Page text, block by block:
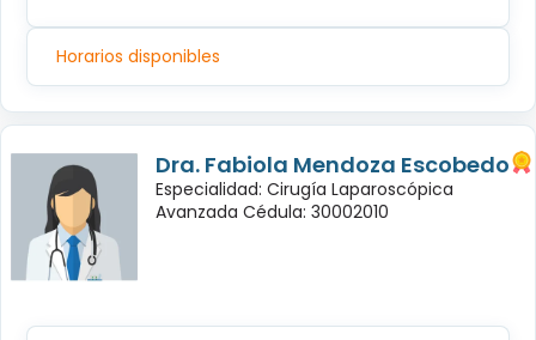
Horarios disponibles
Dra. Fabiola Mendoza Escobedo
Especialidad: Cirugía Laparoscópica
Avanzada Cédula: 30002010